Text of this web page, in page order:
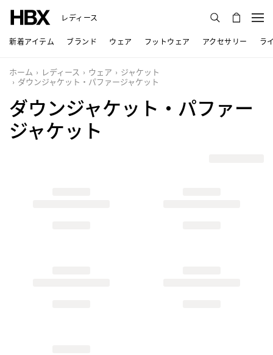
レディース
新着アイテム ブランド ウェア フットウェア アクセサリー ラ
ホーム レディース ウェア
ジャケット
ダウンジャケット・パファージャケット
ダウンジャケット・パファー
ジャケット